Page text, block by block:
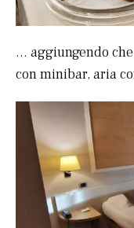
… aggiungendo
con minibar, aria